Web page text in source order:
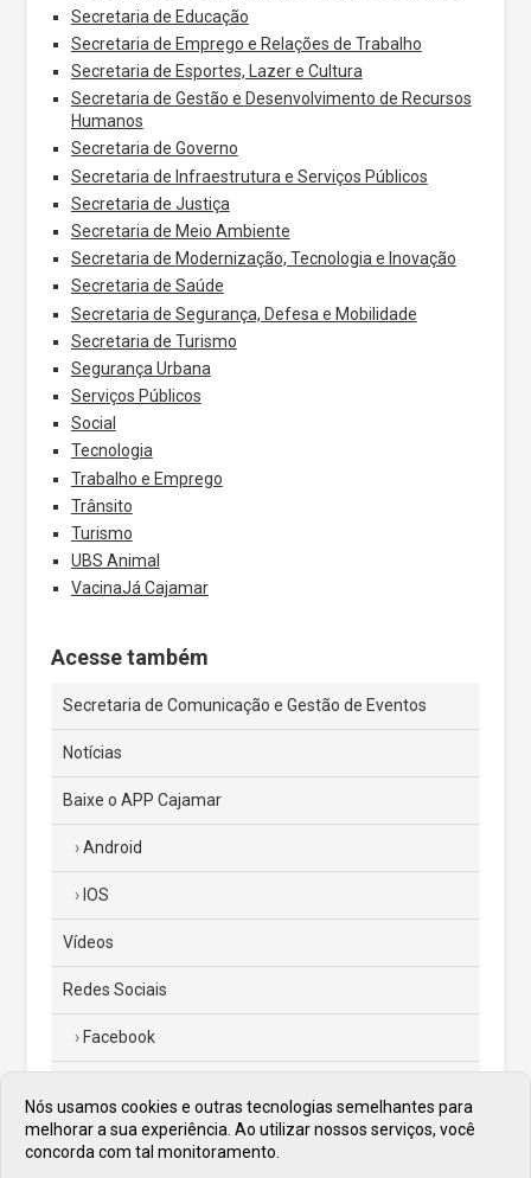
Secretaria de Educação
Secretaria de Emprego e Relações de Trabalho
Secretaria de Esportes, Lazer e Cultura
Secretaria de Gestão e Desenvolvimento de Recursos
Humanos
Secretaria de Governo
Secretaria de Infraestrutura e Serviços Públicos
Secretaria de Justiça
Secretaria de Meio Ambiente
Secretaria de Modernização, Tecnologia e Inovação
Secretaria de Saúde
Secretaria de Segurança, Defesa e Mobilidade
Secretaria de Turismo
Segurança Urbana
Serviços Públicos
Social
Tecnologia
Trabalho e Emprego
Trânsito
Turismo
UBS Animal
VacinaJá Cajamar
Acesse também
Secretaria de Comunicação e Gestão de Eventos
Notícias
Baixe o APP Cajamar
Android
IOS
Vídeos
Redes Sociais
Facebook
Twitter
Nós usamos cookies e outras tecnologias semelhantes para
melhorar a sua experiência. Ao utilizar nossos serviços, você
concorda com tal monitoramento.